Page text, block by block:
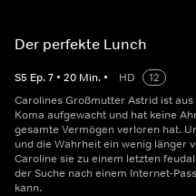
Der perfekte Lunch
S5 Ep.7 • 20 Min. • HD
12
Carolines Großmutter Astrid ist
Koma aufgewacht und hat keine
gesamte Vermögen verloren hat.
und die Wahrheit ein wenig länger
Caroline sie zu einem letzten
der Suche nach einem Internet-
kann.